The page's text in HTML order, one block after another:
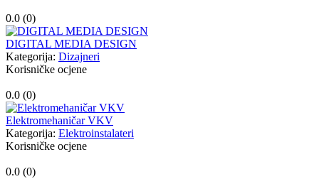
0.0 (0)
DIGITAL MEDIA DESIGN
Kategorija: Dizajneri
Korisničke ocjene
0.0 (0)
Elektromehaničar VKV
Kategorija: Elektroinstalateri
Korisničke ocjene
0.0 (0)